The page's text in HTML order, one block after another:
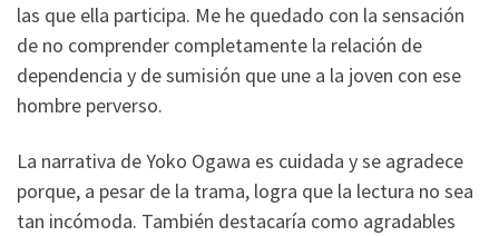
las que ella participa. Me he quedado con la sensación
de no comprender completamente la relación de
dependencia y de sumisión que une a la joven con ese
hombre perverso.
La narrativa de Yoko Ogawa es cuidada y se agradece
porque, a pesar de la trama, logra que la lectura no sea
tan incómoda. También destacaría como agradables